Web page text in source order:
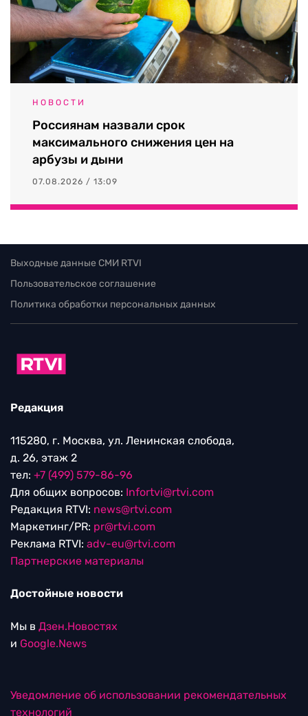
НОВОСТИ
Россиянам назвали срок
максимального снижения цен на
арбузы и дыни
07.08.2026 / 13:09
Выходные данные СМИ RTVI
Пользовательское соглашение
Политика обработки персональных данных
Редакция
115280, г. Москва, ул. Ленинская слобода,
д. 26, этаж 2
тел: +7 (499) 579-86-96
Для общих вопросов: Infortvi@rtvi.com
Редакция RTVI: news@rtvi.com
Маркетинг/PR: pr@rtvi.com
Реклама RTVI: adv-eu@rtvi.com
Партнерские материалы
Достойные новости
Мы в Дзен.Новостях
и Google.News
Уведомление об использовании рекомендательных
технологий